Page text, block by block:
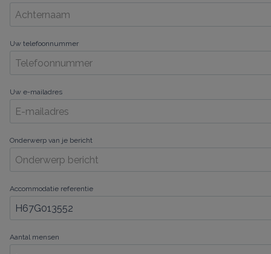
Uw telefoonnummer
Uw e-mailadres
Onderwerp van je bericht
Accommodatie referentie
Aantal mensen